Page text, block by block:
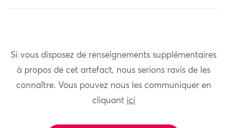
Si vous disposez de renseignements supplémentaires
à propos de cet artefact, nous serions ravis de les
connaître. Vous pouvez nous les communiquer en
cliquant ici